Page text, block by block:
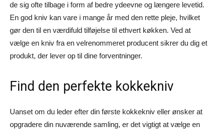
de sig ofte tilbage i form af bedre ydeevne og længere levetid.
En god kniv kan vare i mange år med den rette pleje, hvilket
gør den til en værdifuld tilføjelse til ethvert køkken. Ved at
vælge en kniv fra en velrenommeret producent sikrer du dig et
produkt, der lever op til dine forventninger.
Find den perfekte kokkekniv
Uanset om du leder efter din første kokkekniv eller ønsker at
opgradere din nuværende samling, er det vigtigt at vælge en